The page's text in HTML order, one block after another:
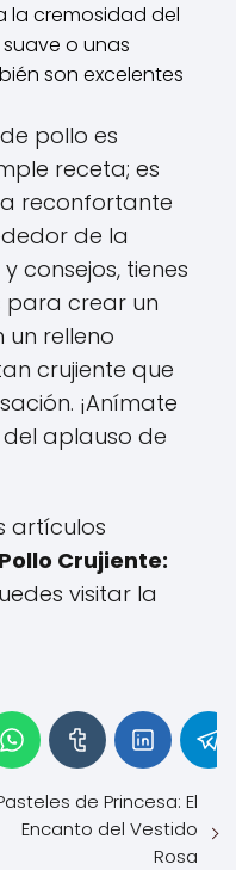
cremosidad del
o unas
son excelentes
pollo es
receta; es
reconfortante
de la
consejos, tienes
para crear un
relleno
crujiente que
¡Anímate
aplauso de
artículos
Crujiente:
visitar la
de Princesa: El
Encanto del Vestido
Rosa